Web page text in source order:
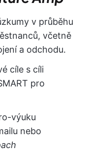
v průběhu
včetně
a odchodu.
cíle s cíli
pro
výuku
nebo